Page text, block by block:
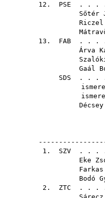
12. PSE . . . .
Sőtér
Riczel
13. FAB . . . .
Árva
Gaál
SDS . . .
Décsey
1. SZV . . . .
Eke
Bodó
2. ZTC . . . .